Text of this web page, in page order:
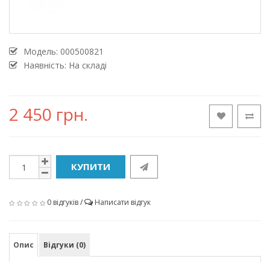
Модель: 000500821
Наявність: На складі
2 450 грн.
КУПИТИ
0 відгуків/ Написати відгук
Опис Відгуки (0)